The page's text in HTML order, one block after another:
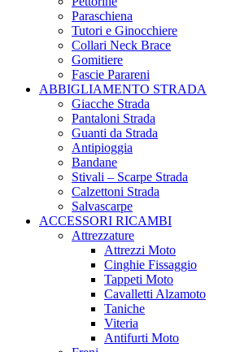
Paraschiena
Tutori e Ginocchiere
Collari Neck Brace
Gomitiere
Fascie Parareni
ABBIGLIAMENTO STRADA
Giacche Strada
Pantaloni Strada
Guanti da Strada
Antipioggia
Bandane
Stivali – Scarpe Strada
Calzettoni Strada
Salvascarpe
ACCESSORI RICAMBI
Attrezzature
Attrezzi Moto
Cinghie Fissaggio
Tappeti Moto
Cavalletti Alzamoto
Taniche
Viteria
Antifurti Moto